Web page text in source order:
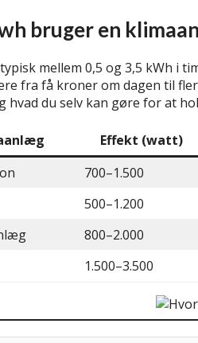
bruger en
mellem 0,5 og 3,5 kWh i
fra få kroner om dagen til
hvad du selv kan gøre for at
Effekt (watt)
700–1.500
500–1.200
800–2.000
1.500–3.500